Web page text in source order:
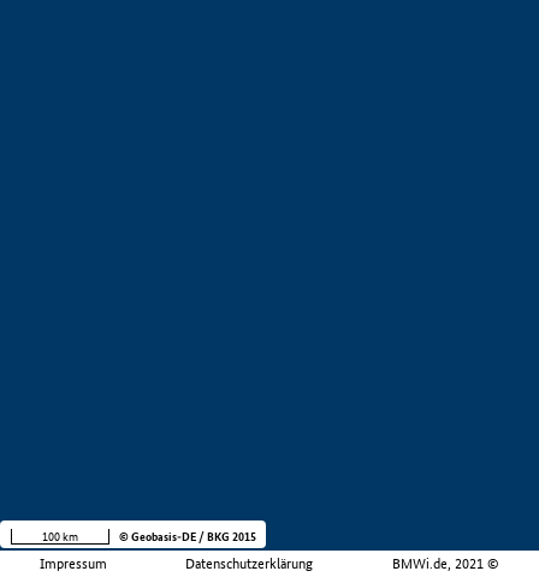
Impressum Datenschutzerklärung BMWi.de, 2021 ©
100 km © Geobasis-DE / BKG 2015